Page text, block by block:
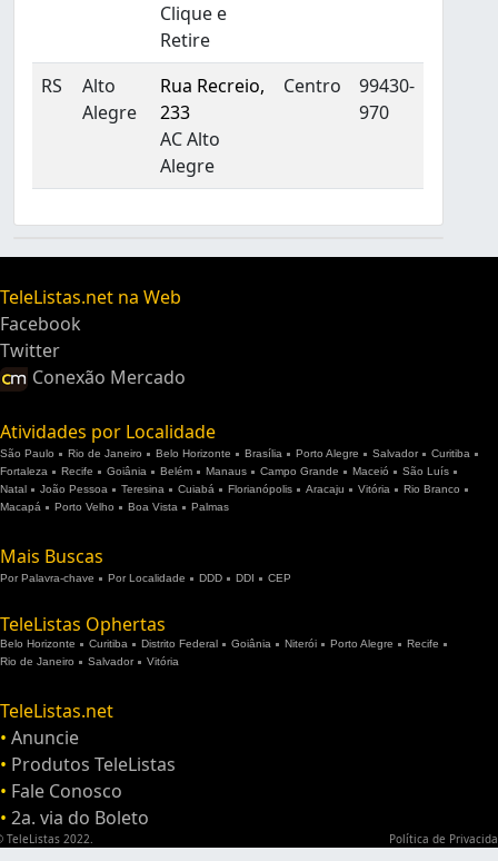
Clique e
Retire
RS
Alto
Alegre
Rua Recreio,
233
AC Alto
Alegre
Centro
99430-
970
TeleListas.net na Web
Facebook
Twitter
Conexão Mercado
Atividades por Localidade
São Paulo Rio de Janeiro Belo Horizonte Brasília Porto Alegre Salvador
Curitiba
Fortaleza
Recife Goiânia Belém Manaus Campo Grande Maceió
São Luís
Natal
João Pessoa Teresina Cuiabá Florianópolis Aracaju Vitória
Rio Branco
Macapá
Porto Velho Boa Vista Palmas
Mais Buscas
Por Palavra-chave Por Localidade DDD DDI CEP
TeleListas Ophertas
Belo Horizonte Curitiba Distrito Federal Goiânia Niterói Porto Alegre
Recife
Rio de Janeiro
Salvador Vitória
TeleListas.net
• Anuncie
• Produtos TeleListas
• Fale Conosco
• 2a. via do Boleto
TeleListas 2022. Política de